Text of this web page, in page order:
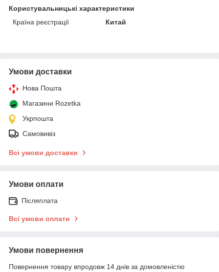
Користувальницькі характеристики
Країна реєстрації
Китай
Умови доставки
Нова Пошта
Магазини Rozetka
Укрпошта
Самовивіз
Всі умови доставки
Умови оплати
Післяплата
Всі умови оплати
Умови повернення
Повернення товару впродовж 14 днів за домовленістю